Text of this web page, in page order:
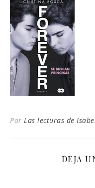
Por Las lecturas de
DEJA